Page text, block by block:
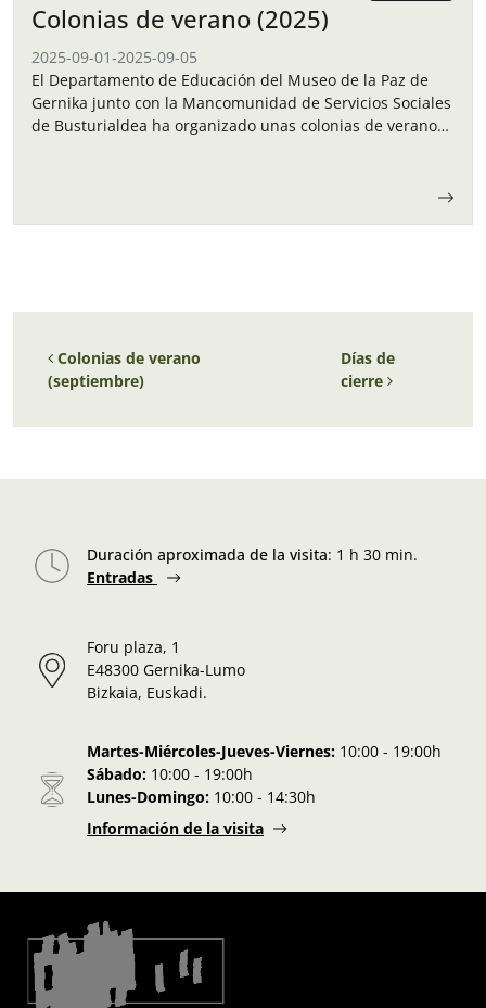
Colonias de verano (2025)
2025-09-01-2025-09-05
El Departamento de Educación del Museo de la Paz de
Gernika junto con la Mancomunidad de Servicios Sociales
de Busturialdea ha organizado unas colonias de verano
Navegación de entradas
Colonias de verano
(septiembre)
Días de
cierre
Duración aproximada de la visita: 1 h 30 min.
Entradas
Foru plaza, 1
E48300 Gernika-Lumo
Bizkaia, Euskadi.
Martes-Miércoles-Jueves-Viernes: 10:00 - 19:00h
Sábado: 10:00 - 19:00h
Lunes-Domingo: 10:00 - 14:30h
Información de la visita